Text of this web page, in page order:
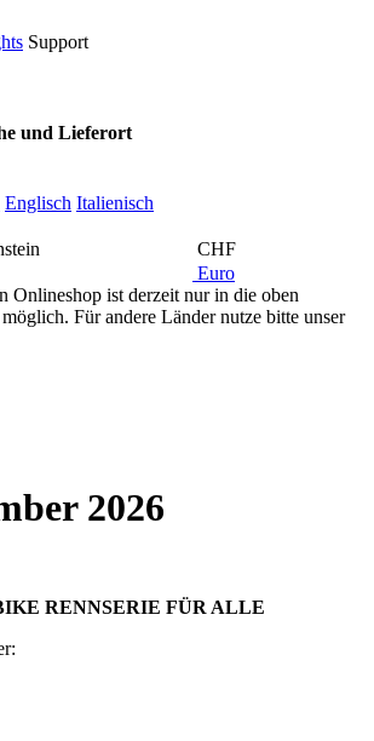
Support
und Lieferort
Englisch Italienisch
CHF
Euro
Onlineshop ist derzeit nur in die oben
Für andere Länder nutze bitte unser
2026
RENNSERIE FÜR ALLE